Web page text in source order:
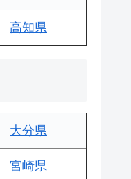
高知県
大分県
宮崎県